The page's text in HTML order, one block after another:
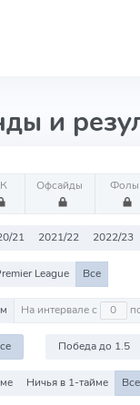
и
Офсайды Фолы
21 2021/22 2022/23
League Все
На интервале с
Победа до 1.5
Ничья в 1-тайме Все